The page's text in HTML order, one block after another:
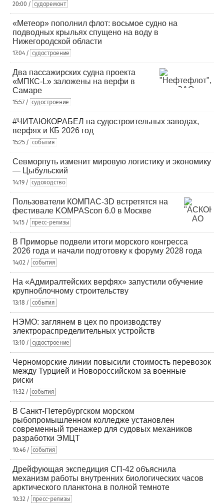
20:00 / судоремонт
«Метеор» пополнил флот: восьмое судно на
подводных крыльях спущено на воду в
Нижегородской области
17:04 / судостроение
Два пассажирских судна проекта
«МПКС-L» заложены на верфи в
Самаре
15:57 / судостроение
#ЧИТАЮКОРАБЕЛ на судостроительных заводах,
верфях и КБ 2026 год
15:25 / события
Севморпуть изменит мировую логистику и экономику
— Цыбульский
14:19 / судоходство
Пользователи КОМПАС-3D встретятся на
фестивале KOMPAScon 6.0 в Москве
14:15 / пресс-релизы
В Приморье подвели итоги морского конгресса
2026 года и начали подготовку к форуму 2028 года
14:02 / события
На «Адмиралтейских верфях» запустили обучение
крупноблочному строительству
13:18 / события
НЭМО: заглянем в цех по производству
электрораспределительных устройств
13:10 / судостроение
Черноморские линии повысили стоимость перевозок
между Турцией и Новороссийском за военные
риски
11:32 / события
В Санкт-Петербургском морском
рыбопромышленном колледже установлен
современный тренажер для судовых механиков
разработки ЭМЦТ
10:46 / события
Дрейфующая экспедиция СП-42 объяснила
механизм работы внутренних биологических часов
арктического планктона в полной темноте
10:32 / пресс-релизы